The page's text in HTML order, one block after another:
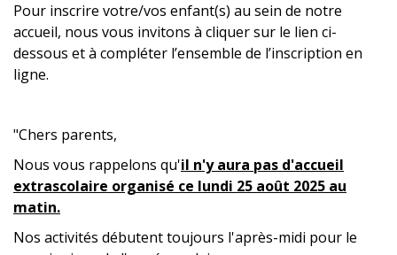
Pour inscrire votre/vos enfant(s) au sein de notre
accueil, nous vous invitons à cliquer sur le lien ci-
dessous et à compléter l’ensemble de l’inscription en
ligne.
"Chers parents,
Nous vous rappelons qu'il n'y aura pas d'accueil
extrascolaire organisé ce lundi 25 août 2025 au
matin.
Nos activités débutent toujours l'après-midi pour le